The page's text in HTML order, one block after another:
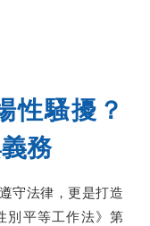
性騷擾？
務
守法律，更是打造
別平等工作法》第